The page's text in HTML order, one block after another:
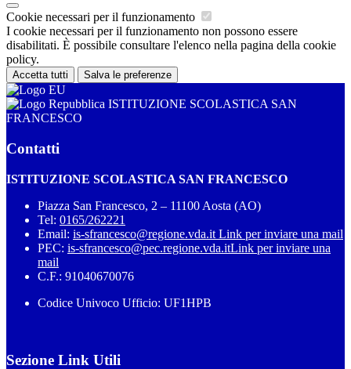
Cookie necessari per il funzionamento
I cookie necessari per il funzionamento non possono essere
disabilitati. È possibile consultare l'elenco nella pagina della cookie
policy.
Accetta tutti Salva le preferenze
ISTITUZIONE SCOLASTICA SAN
FRANCESCO
Contatti
ISTITUZIONE SCOLASTICA SAN FRANCESCO
Piazza San Francesco, 2 – 11100 Aosta (AO)
Tel: 0165/262221
Email: is-sfrancesco@regione.vda.it Link per inviare una mail
PEC: is-sfrancesco@pec.regione.vda.itLink per inviare una
mail
C.F.: 91040670076
Codice Univoco Ufficio: UF1HPB
Sezione Link Utili